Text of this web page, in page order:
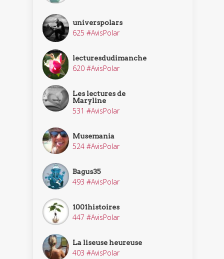
universpolars
625 #AvisPolar
lecturesdudimanche
620 #AvisPolar
Les lectures de
Maryline
531 #AvisPolar
Musemania
524 #AvisPolar
Bagus35
493 #AvisPolar
1001histoires
447 #AvisPolar
La liseuse heureuse
403 #AvisPolar